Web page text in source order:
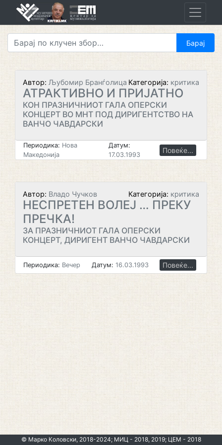
Автор: Љубомир Бранѓолица Категорија: критика
АТРАКТИВНО И ПРИЈАТНО
КОН ПРАЗНИЧНИОТ ГАЛА ОПЕРСКИ
КОНЦЕРТ ВО МНТ ПОД ДИРИГЕНТСТВО НА
ВАНЧО ЧАВДАРСКИ
Периодика: Нова
Македонија
Датум:
17.03.1993
Повеќе...
Автор: Владо Чучков Категорија: критика
НЕСПРЕТЕН ВОЛЕЈ … ПРЕКУ
ПРЕЧКА!
ЗА ПРАЗНИЧНИОТ ГАЛА ОПЕРСКИ
КОНЦЕРТ, ДИРИГЕНТ ВАНЧО ЧАВДАРСКИ
Периодика: Вечер Датум: 16.03.1993 Повеќе...
© Марко Коловски, 2018-2024; МИЦ - 2018, 2019; ЦЕМ - 2018